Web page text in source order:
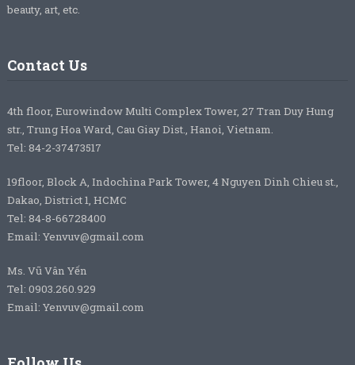
beauty, art, etc.
Contact Us
4th floor, Eurowindow Multi Complex Tower, 27 Tran Duy Hung
str., Trung Hoa Ward, Cau Giay Dist., Hanoi, Vietnam.
Tel: 84-2-37473517
19floor, Block A, Indochina Park Tower, 4 Nguyen Dinh Chieu st.,
Dakao, District 1, HCMC
Tel: 84-8-66728400
Email: Yenvuv@gmail.com
Ms. Vũ Vân Yến
Tel: 0903.260.929
Email: Yenvuv@gmail.com